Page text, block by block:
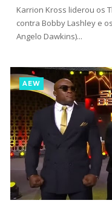
WWE NXT 28 JULY
Unknown -Jul 29 2026
Throwback: The
SummerSlam 2002
Karrion Kross liderou os
contra Bobby Lashley e
Angelo Dawkins)...
AEW